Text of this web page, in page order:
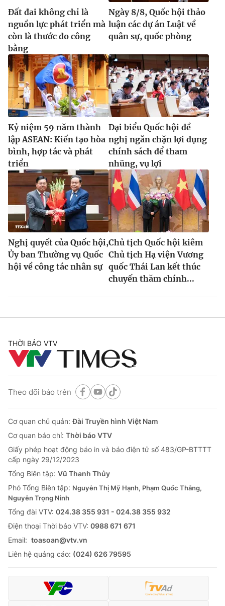
Đất đai không chỉ là
nguồn lực phát triển mà
còn là thước đo công
bằng
Ngày 8/8, Quốc hội thảo
luận các dự án Luật về
quân sự, quốc phòng
Kỷ niệm 59 năm thành
lập ASEAN: Kiến tạo hòa
bình, hợp tác và phát
triển
Đại biểu Quốc hội đề
nghị ngăn chặn lợi dụng
chính sách để tham
nhũng, vụ lợi
Nghị quyết của Quốc hội,
Ủy ban Thường vụ Quốc
hội về công tác nhân sự
Chủ tịch Quốc hội kiêm
Chủ tịch Hạ viện Vương
quốc Thái Lan kết thúc
chuyến thăm chính...
THỜI BÁO VTV
Theo dõi báo trên
Cơ quan chủ quản:Đài Truyền hình Việt Nam
Cơ quan báo chí: Thời báo VTV
Giấy phép hoạt động báo in và báo điện tử số 483/GP-BTTTT
cấp ngày 29/12/2023
Tổng Biên tập: Vũ Thanh Thủy
Phó Tổng Biên tập: Nguyễn Thị Mỹ Hạnh, Phạm Quốc Thắng,
Nguyễn Trọng Ninh
Tổng đài VTV: 024.38 355 931 - 024.38 355 932
Ðiện thoại Thời báo VTV: 0988 671 671
Email: toasoan@vtv.vn
Liên hệ quảng cáo: (024) 626 79595